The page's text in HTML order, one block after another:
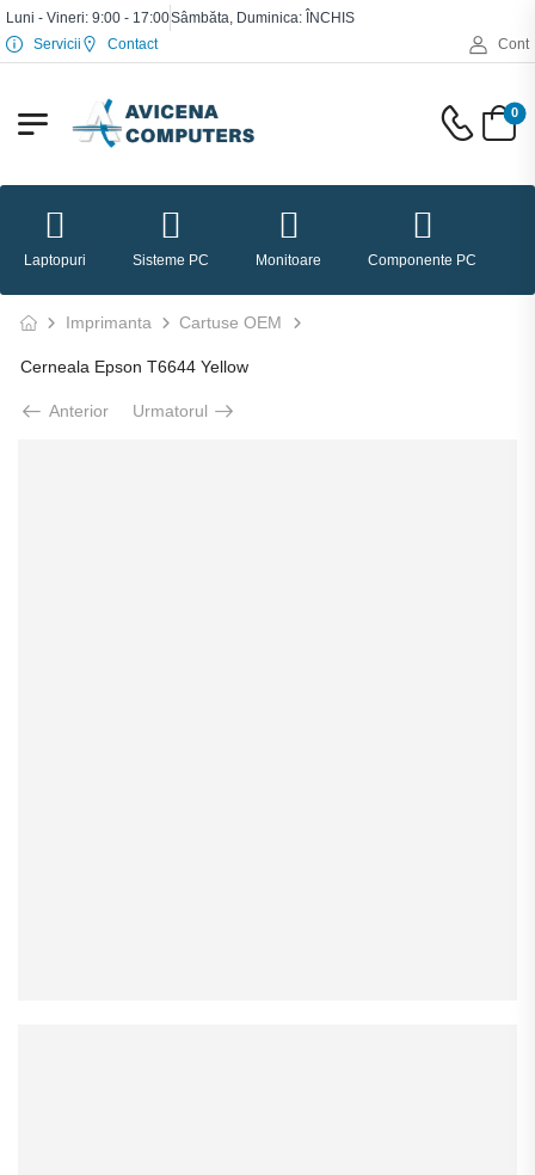
Luni - Vineri: 9:00 - 17:00Sâmbăta, Duminica: ÎNCHIS
Servicii
Contact Cont
0
Laptopuri Sisteme PC Monitoare Componente PC
Imprimanta Cartuse OEM
Cerneala Epson T6644 Yellow
Anterior Urmatorul